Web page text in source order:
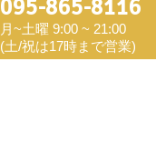
095-865-8116
月~土曜 9:00 ~ 21:00
(土/祝は17時まで営業)